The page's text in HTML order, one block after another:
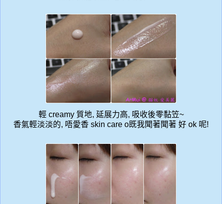
輕 creamy 質地, 延展力高, 吸收後零黏笠~
香氣輕淡淡的, 唔愛香 skin care o既我聞著聞著 好 ok 呢!